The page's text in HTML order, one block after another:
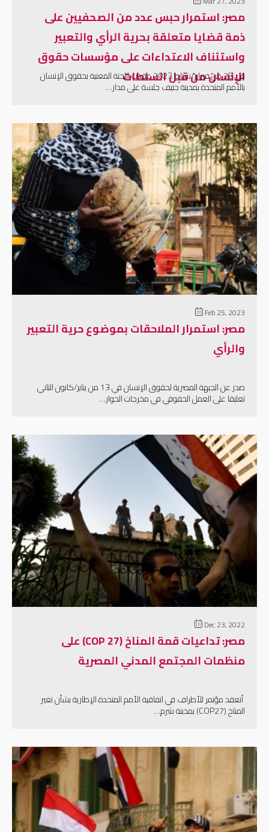
مصر: استمرار حبس عدد من الصحفيين على
ذمة قضايا متعلقة بحرية الرأي والتعبير
واستئناف الاعتداءات على مؤسسات حقوق
الإنسان من قبل السلطاتفي 28 من فبراير/شباط 2023 عقدت اللجنة المعنية بحقوق الإنسان
بالأمم المتحدة بمدينة جنيف جلسة على مدار…
إقرأ المزيد
Feb 25, 2023
مصر: استمرار الملاحقات بموضوع حرية التعبير
والرأي
صدر عن الجبهة المصرية لحقوق الإنسان في 13 من يناير/كانون الثاني
تعليقا على العمل الحقوقي في مخرجات الحوار…
إقرأ المزيد
Dec 23, 2022
مصر: تداعيات قمة المناخ (COP 27) على
منظمات المجتمع المدني المصرية
أنعقد مؤتمر للأطراف في اتفاقية الأمم المتحدة الإطارية بشأن تغير
المناخ (COP27) بمدينة شرم…